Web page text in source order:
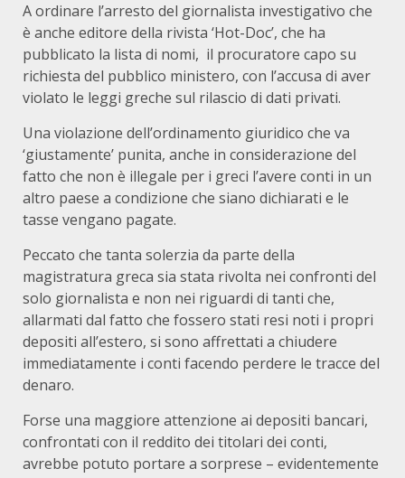
A ordinare l’arresto del giornalista investigativo che
è anche editore della rivista ‘Hot-Doc’, che ha
pubblicato la lista di nomi, il procuratore capo su
richiesta del pubblico ministero, con l’accusa di aver
violato le leggi greche sul rilascio di dati privati.
Una violazione dell’ordinamento giuridico che va
‘giustamente’ punita, anche in considerazione del
fatto che non è illegale per i greci l’avere conti in un
altro paese a condizione che siano dichiarati e le
tasse vengano pagate.
Peccato che tanta solerzia da parte della
magistratura greca sia stata rivolta nei confronti del
solo giornalista e non nei riguardi di tanti che,
allarmati dal fatto che fossero stati resi noti i propri
depositi all’estero, si sono affrettati a chiudere
immediatamente i conti facendo perdere le tracce del
denaro.
Forse una maggiore attenzione ai depositi bancari,
confrontati con il reddito dei titolari dei conti,
avrebbe potuto portare a sorprese – evidentemente